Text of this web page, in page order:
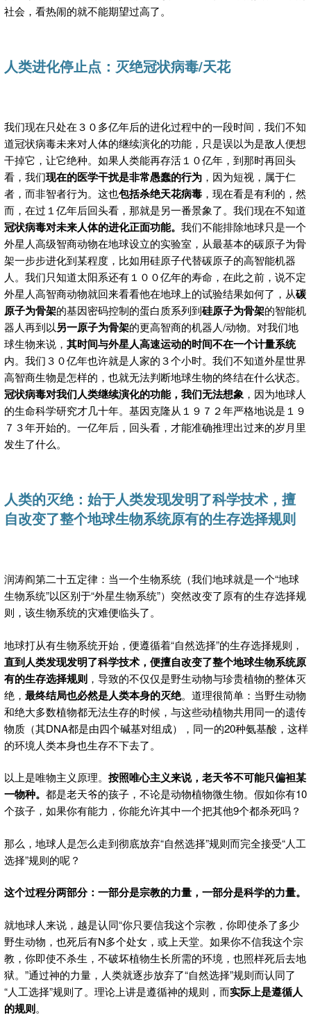
社会，看热闹的就不能期望过高了。
人类进化停止点：灭绝冠状病毒/天花
我们现在只处在３０多亿年后的进化过程中的一段时间，我们不知
道冠状病毒未来对人体的继续演化的功能，只是误以为是敌人便想
干掉它，让它绝种。如果人类能再存活１０亿年，到那时再回头
看，我们现在的医学干扰是非常愚蠢的行为 ，因为短视，属于仁
者，而非智者行为。这也包括杀绝天花病毒 ，现在看是有利的，然
而，在过１亿年后回头看，那就是另一番景象了。我们现在不知道
冠状病毒对未来人体的进化正面功能。 我们不能排除地球只是一个
外星人高级智商动物在地球设立的实验室，从最基本的碳原子为骨
架一步步进化到某程度，比如用硅原子代替碳原子的高智能机器
人。我们只知道太阳系还有１００亿年的寿命，在此之前，说不定
外星人高智商动物就回来看看他在地球上的试验结果如何了，从碳
原子为骨架的基因密码控制的蛋白质系列到硅原子为骨架的智能机
器人再到以另一原子为骨架的更高智商的机器人/动物。对我们地
球生物来说， 其时间与外星人高速运动的时间不在一个计量系统
内。我们３０亿年也许就是人家的３个小时。我们不知道外星世界
高智商生物是怎样的，也就无法判断地球生物的终结在什么状态。
冠状病毒对我们人类继续演化的功能，我们无法想象 ，因为地球人
的生命科学研究才几十年。基因克隆从１９７２年严格地说是１９
７３年开始的。一亿年后，回头看，才能准确推理出过来的岁月里
发生了什么。
人类的灭绝：始于人类发现发明了科学技术，擅
自改变了整个地球生物系统原有的生存选择规则
润涛阎第二十五定律：当一个生物系统（我们地球就是一个“地球
生物系统”以区别于“外星生物系统”）突然改变了原有的生存选择规
则，该生物系统的灾难便临头了。
地球打从有生物系统开始，便遵循着“自然选择”的生存选择规则，
直到人类发现发明了科学技术，便擅自改变了整个地球生物系统原
有的生存选择规则 ，导致的不仅仅是野生动物与珍贵植物的整体灭
绝， 最终结局也必然是人类本身的灭绝。道理很简单：当野生动物
和绝大多数植物都无法生存的时候，与这些动植物共用同一的遗传
物质（其DNA都是由四个碱基对组成），同一的20种氨基酸，这样
的环境人类本身也生存不下去了。
以上是唯物主义原理。 按照唯心主义来说，老天爷不可能只偏袒某
一物种。 都是老天爷的孩子，不论是动物植物微生物。假如你有10
个孩子，如果你有能力，你能允许其中一个把其他9个都杀死吗？
那么，地球人是怎么走到彻底放弃“自然选择”规则而完全接受“人工
选择”规则的呢？
这个过程分两部分：一部分是宗教的力量，一部分是科学的力量。
就地球人来说，越是认同“你只要信我这个宗教，你即使杀了多少
野生动物，也死后有N多个处女，或上天堂。如果你不信我这个宗
教，你即使不杀生，不破坏植物生长所需的环境，也照样死后去地
狱。”通过神的力量，人类就逐步放弃了“自然选择”规则而认同了
“人工选择”规则了。理论上讲是遵循神的规则，而实际上是遵循人
的规则。